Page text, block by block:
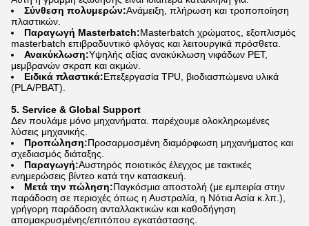
Σύνθεση πολυμερών:Ανάμειξη, πλήρωση και τροποποίηση
πλαστικών.
Παραγωγή Masterbatch:Masterbatch χρώματος, εξοπλισμός
masterbatch επιβραδυντικό φλόγας και λειτουργικά πρόσθετα.
Ανακύκλωση:Υψηλής αξίας ανακύκλωση νιφάδων PET,
μεμβρανών σκραπ και ακμών.
Ειδικά πλαστικά:Επεξεργασία TPU, βιοδιασπώμενα υλικά
(PLA/PBAT).
5. Service & Global Support
Δεν πουλάμε μόνο μηχανήματα. παρέχουμε ολοκληρωμένες
λύσεις μηχανικής.
Προπώληση:Προσαρμοσμένη διαμόρφωση μηχανήματος και
σχεδιασμός διάταξης.
Παραγωγή:Αυστηρός ποιοτικός έλεγχος με τακτικές
ενημερώσεις βίντεο κατά την κατασκευή.
Μετά την πώληση:Παγκόσμια αποστολή (με εμπειρία στην
παράδοση σε περιοχές όπως η Αυστραλία, η Νότια Ασία κ.λπ.),
γρήγορη παράδοση ανταλλακτικών και καθοδήγηση
απομακρυσμένης/επιτόπου εγκατάστασης.